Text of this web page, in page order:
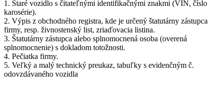
1. Staré vozidlo s čitateľnými identifikačnými znakmi (VIN, číslo
karosérie).
2. Výpis z obchodného registra, kde je určený štatutárny zástupca
firmy, resp. živnostenský list, zriaďovacia listina.
3. Štatutárny zástupca alebo splnomocnená osoba (overená
splnomocnenie) s dokladom totožnosti.
4. Pečiatka firmy.
5. Veľký a malý technický preukaz, tabuľky s evidenčným č.
odovzdávaného vozidla